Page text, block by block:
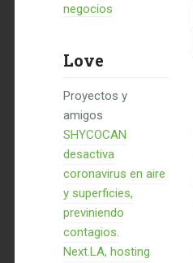
negocios
Love
Proyectos y
amigos
SHYCOCAN
desactiva
coronavirus en aire
y superficies,
previniendo
contagios.
Next.LA, hosting